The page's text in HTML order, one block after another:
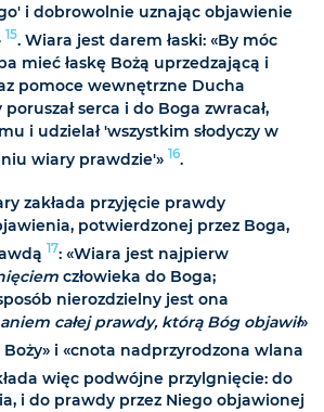
i dobrowolnie uznając objawienie
15. Wiara jest darem łaski: «By móc
mieć łaskę Bożą uprzedzającą i
pomoce wewnętrzne Ducha
serca i do Boga zwracał,
i udzielał 'wszystkim słodyczy w
wiary prawdzie'» 16.
zakłada przyjęcie prawdy
potwierdzonej przez Boga,
17: «Wiara jest najpierw
człowieka do Boga;
nierozdzielny jest ona
całej prawdy, którą Bóg objawił»
i «cnota nadprzyrodzona wlana
więc podwójne przylgnięcie: do
i do prawdy przez Niego objawionej